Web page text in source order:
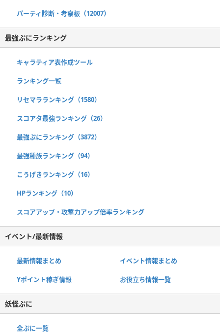
パーティ診断・考察板（12007）
最強ぷにランキング
キャラティア表作成ツール
ランキング一覧
リセマラランキング（1580）
スコアタ最強ランキング（26）
最強ぷにランキング（3872）
最強種族ランキング（94）
こうげきランキング（16）
HPランキング（10）
スコアアップ・攻撃力アップ倍率ランキング
イベント/最新情報
最新情報まとめ イベント情報まとめ
Yポイント稼ぎ情報 お役立ち情報一覧
妖怪ぷに
全ぷに一覧